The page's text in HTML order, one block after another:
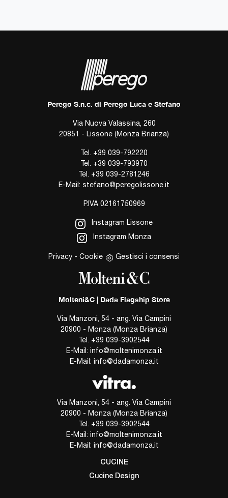
Perego S.n.c. di Perego Luca e Stefano
Via Nuova Valassina, 260
20851 - Lissone (Monza Brianza)
Tel. +39 039-792220
Tel. +39 039-793970
Tel. +39 039-2781246
E-Mail: stefano@peregolissone.it
P.IVA 02161750969
Instagram Lissone
Instagram Monza
Privacy - Cookie Gestisci i consensi
Molteni&C | Dada Flagship Store
Via Manzoni, 54 - ang. Via Campini
20900 - Monza (Monza Brianza)
Tel. +39 039-3902544
E-Mail: info@moltenimonza.it
E-Mail: info@dadamonza.it
Via Manzoni, 54 - ang. Via Campini
20900 - Monza (Monza Brianza)
Tel. +39 039-3902544
E-Mail: info@moltenimonza.it
E-Mail: info@dadamonza.it
CUCINE
Cucine Design